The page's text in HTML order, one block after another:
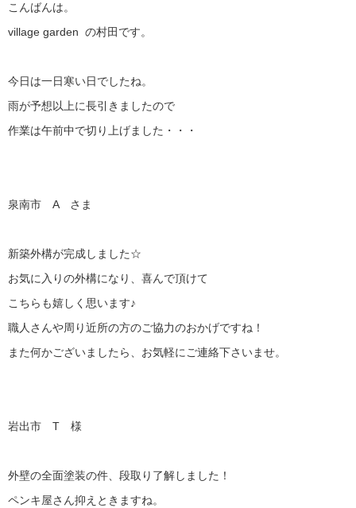
こんばんは。
village garden の村田です。
今日は一日寒い日でしたね。
雨が予想以上に長引きましたので
作業は午前中で切り上げました・・・
泉南市 A さま
新築外構が完成しました☆
お気に入りの外構になり、喜んで頂けて
こちらも嬉しく思います♪
職人さんや周り近所の方のご協力のおかげですね！
また何かございましたら、お気軽にご連絡下さいませ。
岩出市 T 様
外壁の全面塗装の件、段取り了解しました！
ペンキ屋さん抑えときますね。